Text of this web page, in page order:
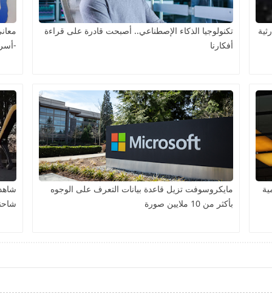
تكنولوجيا الذكاء الإصطناعي.. أصبحت قادرة على قراءة
أفكارنا
-
مايكروسوفت تزيل قاعدة بيانات التعرف على الوجوه
بأكثر من 10 ملايين صورة